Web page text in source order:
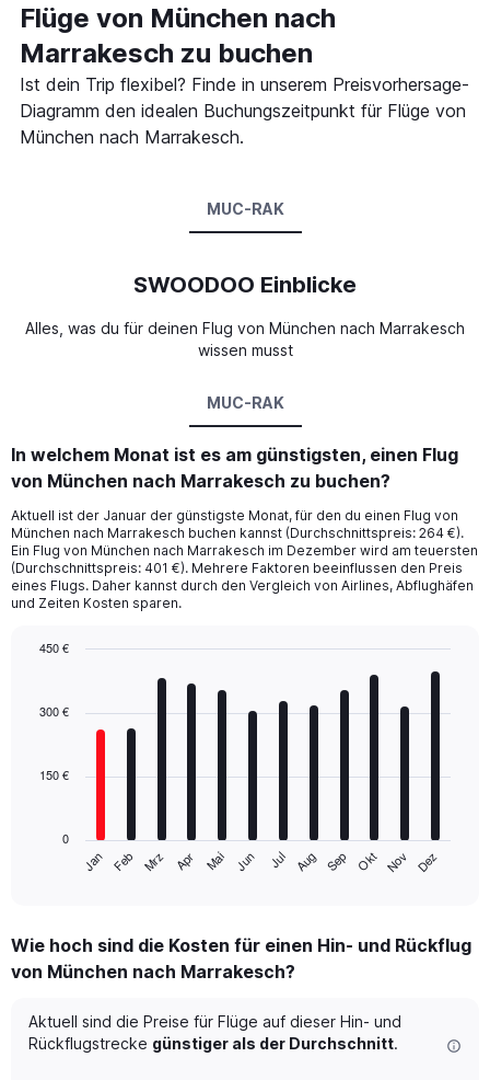
Flüge von München nach
Marrakesch zu buchen
Ist dein Trip flexibel? Finde in unserem Preisvorhersage-
Diagramm den idealen Buchungszeitpunkt für Flüge von
München nach Marrakesch.
MUC-RAK
SWOODOO Einblicke
Alles, was du für deinen Flug von München nach Marrakesch
wissen musst
MUC-RAK
In welchem Monat ist es am günstigsten, einen Flug
von München nach Marrakesch zu buchen?
Aktuell ist der Januar der günstigste Monat, für den du einen Flug von
München nach Marrakesch buchen kannst (Durchschnittspreis: 264 €).
Ein Flug von München nach Marrakesch im Dezember wird am teuersten
(Durchschnittspreis: 401 €). Mehrere Faktoren beeinflussen den Preis
eines Flugs. Daher kannst durch den Vergleich von Airlines, Abflughäfen
und Zeiten Kosten sparen.
with
The
Range:
12
The
chart
has
Jan Feb Mrz Apr Mai Jun Jul Aug Sep Okt Nov Dez
0
150 €
300 €
450 €
Wie hoch sind die Kosten für einen Hin- und Rückflug
von München nach Marrakesch?
Aktuell sind die Preise für Flüge auf dieser Hin- und
Rückflugstrecke günstiger als der Durchschnitt.